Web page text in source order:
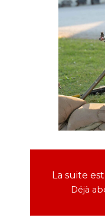
La suite
Déjà